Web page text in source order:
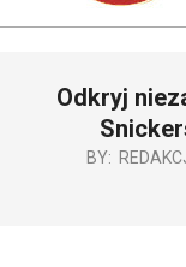
NavigationOdkryj
BY: